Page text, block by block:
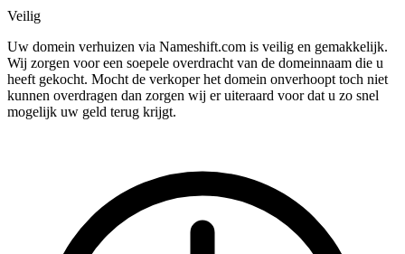
Veilig
Uw domein verhuizen via Nameshift.com is veilig en gemakkelijk.
Wij zorgen voor een soepele overdracht van de domeinnaam die u
heeft gekocht. Mocht de verkoper het domein onverhoopt toch niet
kunnen overdragen dan zorgen wij er uiteraard voor dat u zo snel
mogelijk uw geld terug krijgt.